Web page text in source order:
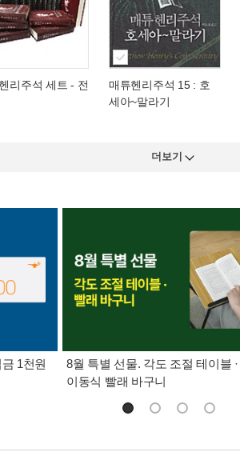
리주석 세트 - 전
매튜헨리주석 15 : 호
세아~말라기
더보기
1천원
8월 특별 선물. 각도 조절 테이블 ·
이동식 빨래 바구니